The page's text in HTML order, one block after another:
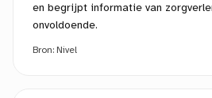
en begrijpt informatie van
onvoldoende.
Bron: Nivel